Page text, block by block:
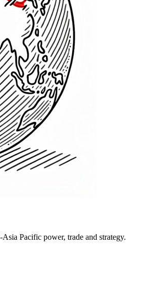
Pacific power, trade and strategy.